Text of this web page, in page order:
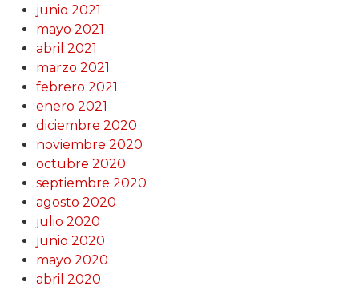
junio 2021
mayo 2021
abril 2021
marzo 2021
febrero 2021
enero 2021
diciembre 2020
noviembre 2020
octubre 2020
septiembre 2020
agosto 2020
julio 2020
junio 2020
mayo 2020
abril 2020